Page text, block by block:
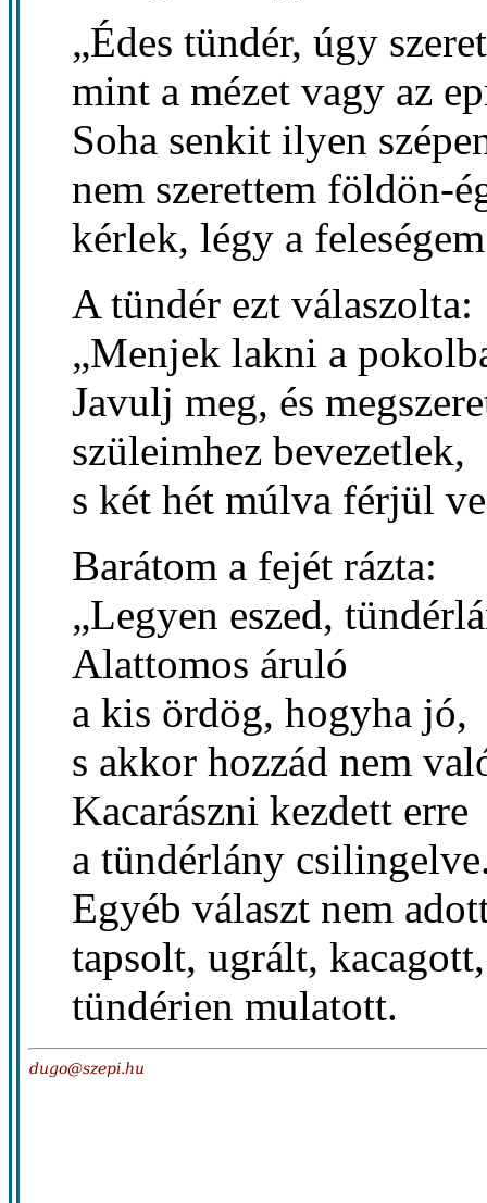
„Édes tündér, úgy
mint a mézet vagy az
Soha senkit ilyen
nem szerettem földön-
kérlek, légy a
A tündér ezt válaszolta:
„Menjek lakni a
Javulj meg, és
szüleimhez bevezetlek,
s két hét múlva férjül
Barátom a fejét rázta:
„Legyen eszed,
Alattomos áruló
a kis ördög, hogyha jó,
s akkor hozzád nem
Kacarászni kezdett erre
a tündérlány
Egyéb választ nem
tapsolt, ugrált, kacagott,
tündérien mulatott.